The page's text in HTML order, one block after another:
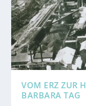
VOM ERZ ZUR
BARBARA TAG